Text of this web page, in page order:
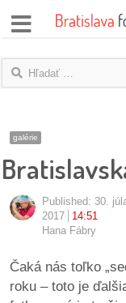
správy
názory
blogy
rozhovory
protesty
galérie
Published: 30.
2017
14:51
Hana Fábry
Čaká nás toľko
roku – toto je